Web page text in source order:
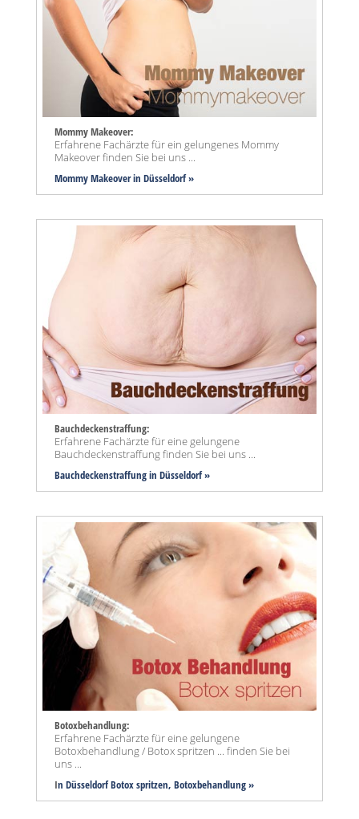
Mommy Makeover:
Erfahrene Fachärzte für ein gelungenes Mommy
Makeover finden Sie bei uns ...
Mommy Makeoverin Düsseldorf »
Bauchdeckenstraffung:
Erfahrene Fachärzte für eine gelungene
Bauchdeckenstraffung finden Sie bei uns ...
Bauchdeckenstraffungin Düsseldorf »
Botoxbehandlung:
Erfahrene Fachärzte für eine gelungene
Botoxbehandlung / Botox spritzen ... finden Sie bei
uns ...
In Düsseldorf Botox spritzen, Botoxbehandlung »